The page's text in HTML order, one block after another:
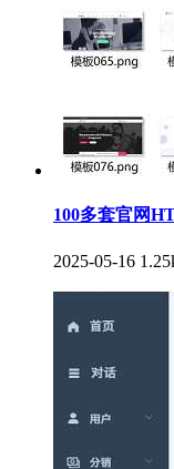
100多套官网
2025-05-16